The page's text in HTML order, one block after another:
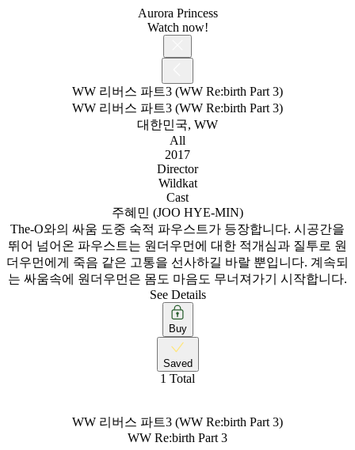
Aurora Princess
Watch now!
WW 리버스 파트3 (WW Re:birth Part 3)
WW 리버스 파트3 (WW Re:birth Part 3)
대한민국, WW
All
2017
Director
Wildkat
Cast
주혜민 (JOO HYE-MIN)
The-O와의 싸움 도중 숙적 파우스트가 등장합니다. 시공간을
뛰어 넘어온 파우스트는 원더우먼에 대한 적개심과 질투로 원
더우먼에게 죽음 같은 고통을 선사하길 바랄 뿐입니다. 계속되
는 싸움속에 원더우먼은 몸도 마음도 무너져가기 시작합니다.
See Details
Buy
Saved
1 Total
WW 리버스 파트3 (WW Re:birth Part 3)
WW Re:birth Part 3